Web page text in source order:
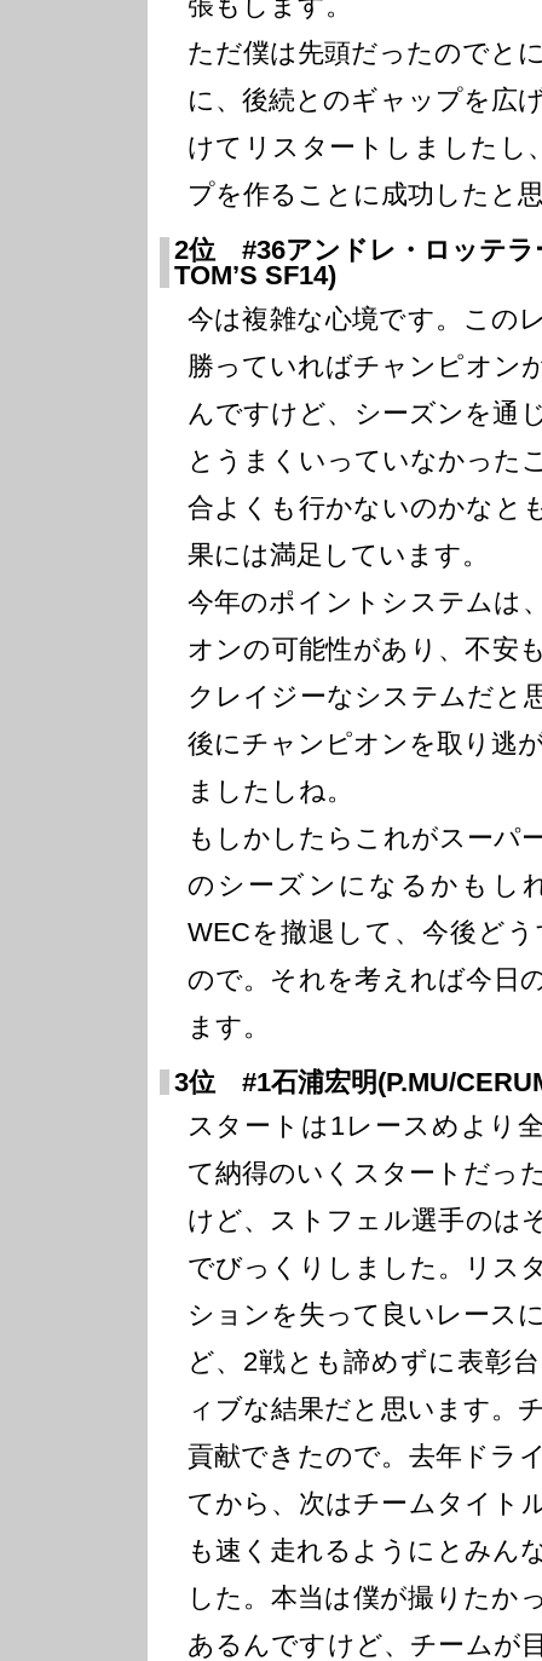
ただ僕は先頭だったのでと
に、後続とのギャップを広
けてリスタートしましたし
プを作ることに成功したと
2位 #36アンドレ・ロッテラ
TOM’S SF14)
今は複雑な心境です。この
勝っていればチャンピオン
んですけど、シーズンを通
とうまくいっていなかった
合よくも行かないのかなと
果には満足しています。
今年のポイントシステムは
オンの可能性があり、不安
クレイジーなシステムだと
後にチャンピオンを取り逃
ましたしね。
もしかしたらこれがスーパ
のシーズンになるかもし
WECを撤退して、今後ど
ので。それを考えれば今日
ます。
3位 #1石浦宏明(P.MU/
スタートは1レースめより
て納得のいくスタートだっ
けど、ストフェル選手のは
でびっくりしました。リス
ションを失って良いレース
ど、2戦とも諦めずに表彰
ィブな結果だと思います。
貢献できたので。去年ドラ
てから、次はチームタイト
も速く走れるようにとみん
した。本当は僕が撮りたか
あるんですけど、チームが